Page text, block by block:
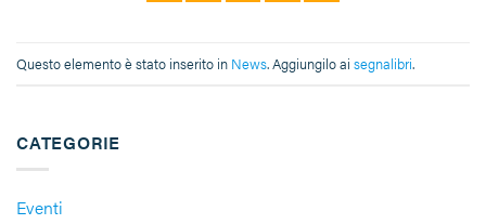
CATEGORIE
Eventi
Questo elemento è stato inserito in News. Aggiungilo ai segnalibri.